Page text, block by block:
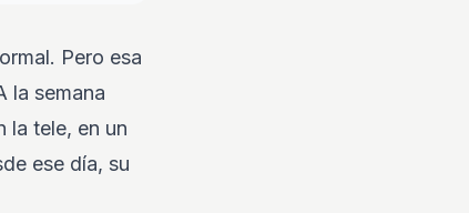
Pero esa
la semana
la tele, en un
ese día, su